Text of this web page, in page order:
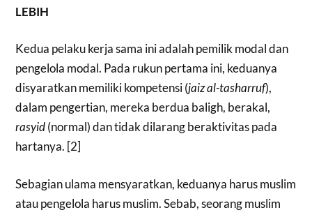
LEBIH
Kedua pelaku kerja sama ini adalah pemilik modal dan
pengelola modal. Pada rukun pertama ini, keduanya
disyaratkan memiliki kompetensi (jaiz al-tasharruf),
dalam pengertian, mereka berdua baligh, berakal,
rasyid(normal) dan tidak dilarang beraktivitas pada
hartanya. [2]
Sebagian ulama mensyaratkan, keduanya harus muslim
atau pengelola harus muslim. Sebab, seorang muslim